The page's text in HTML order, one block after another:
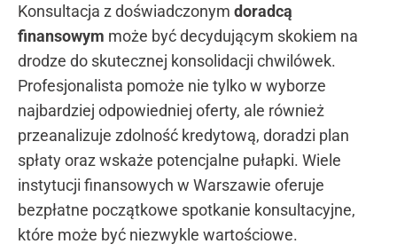
Konsultacja z doświadczonym doradcą
finansowym może być decydującym skokiem na
drodze do skutecznej konsolidacji chwilówek.
Profesjonalista pomoże nie tylko w wyborze
najbardziej odpowiedniej oferty, ale również
przeanalizuje zdolność kredytową, doradzi plan
spłaty oraz wskaże potencjalne pułapki. Wiele
instytucji finansowych w Warszawie oferuje
bezpłatne początkowe spotkanie konsultacyjne,
które może być niezwykle wartościowe.